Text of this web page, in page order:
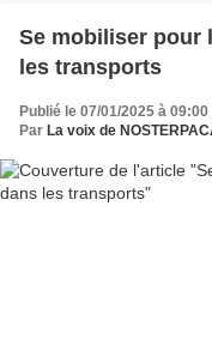
Se mobiliser pour
les transports
Publié le 07/01/2025 à 09:00
Par La voix de